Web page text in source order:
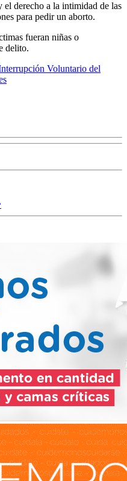
el derecho a la intimidad de las
para pedir un aborto.
fueran niñas o
delito.
Voluntario del